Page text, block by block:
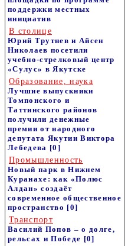
поддержки местных
инициатив
В столице
Юрий Трутнев и Айсен
Николаев посетили
учебно-стрелковый центр
«Сулус» в Якутске
Образование, наука
Лучшие выпускники
Томпонского и
Таттинского районов
получили денежные
премии от народного
депутата Якутии Виктора
Лебедева [0]
Промышленность
Новый парк в Нижнем
Куранахе: как «Полюс
Алдан» создаёт
современное общественное
пространство [0]
Транспорт
Василий Попов – о долге,
рельсах и Победе [0]